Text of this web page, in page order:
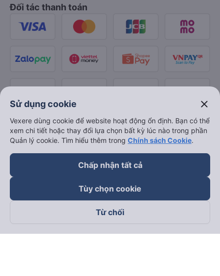
Đối tác thanh toán
Theo dõi chúng tôi trên
Sử dụng cookie close
Vexere dùng cookie để website hoạt động ổn định. Bạn có thể
xem chi tiết hoặc thay đổi lựa chọn bất kỳ lúc nào trong phần
Quản lý cookie. Tìm hiểu thêm trong Chính sách Cookie.
Chấp nhận tất cả
Tùy chọn cookie
Từ chối